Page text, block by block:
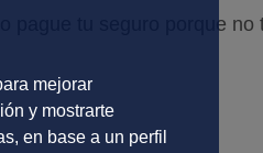
pague tu seguro porque
mejorar
y mostrarte
en base a un perfil